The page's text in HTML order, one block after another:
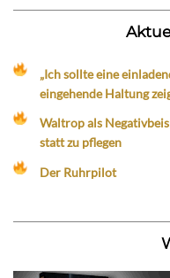
„Ich sollte eine
eingehende Haltung
Waltrop als
statt zu pflegen
Der Ruhrpilot